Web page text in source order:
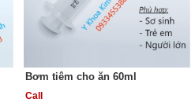
Bơm tiêm cho ăn 60ml
Call